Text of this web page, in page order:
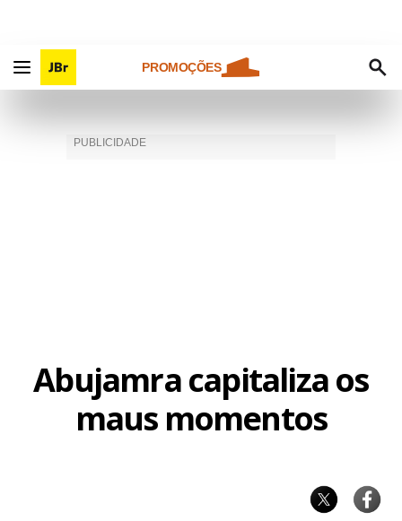
PROMOÇÕES
Abujamra capitaliza os
maus momentos